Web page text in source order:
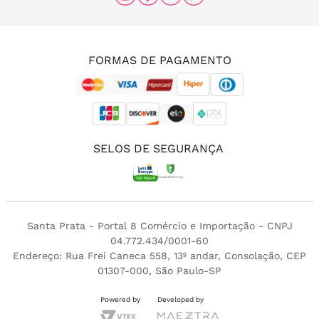
FORMAS DE PAGAMENTO
SELOS DE SEGURANÇA
Santa Prata - Portal 8 Comércio e Importação - CNPJ
04.772.434/0001-60
Endereço: Rua Frei Caneca 558, 13º andar, Consolação, CEP
01307-000, São Paulo-SP
Powered by Developed by